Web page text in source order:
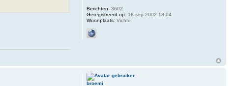
Berichten: 3602
Geregistreerd op: 18 sep 2002 13:04
Woonplaats: Vichte
broemi